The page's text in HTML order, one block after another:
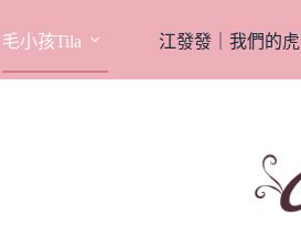
毛小孩Tila 江發發｜我們的